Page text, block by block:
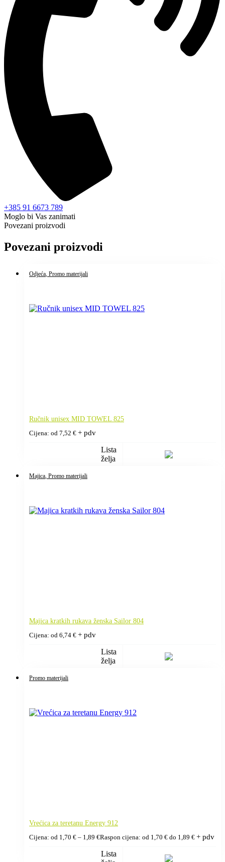
+385 91 6673 789
Moglo bi Vas zanimati
Povezani proizvodi
Povezani proizvodi
Odjeća, Promo materijali
Ručnik unisex MID TOWEL 825
Cijena: od 7,52 € + pdv
Lista
želja
Majica, Promo materijali
Majica kratkih rukava ženska Sailor 804
Cijena: od 6,74 € + pdv
Lista
želja
Promo materijali
Vrećica za teretanu Energy 912
Cijena: od 1,70 € – 1,89 €Raspon cijena: od 1,70 € do 1,89 € + pdv
Lista